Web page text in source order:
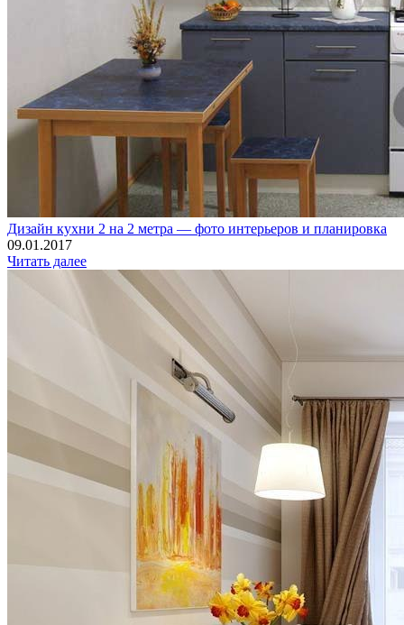
Дизайн кухни 2 на 2 метра — фото интерьеров и планировка
09.01.2017
Читать далее